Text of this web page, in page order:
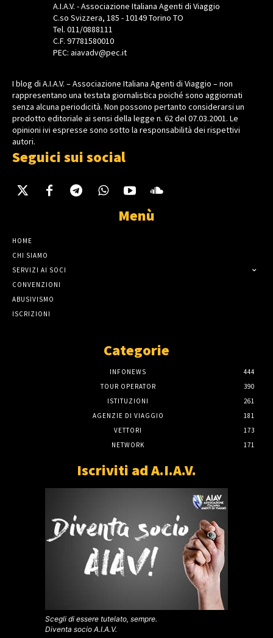
A.I.A.V. - Associazione Italiana Agenti di Viaggio
C.so Svizzera, 185 - 10149 Torino TO
Tel. 011/0888111
C.F. 97781580010
PEC: aiavadv@pec.it
I blog di A.I.A.V. – Associazione Italiana Agenti di Viaggio – non
rappresentano una testata giornalistica poiché sono aggiornati
senza alcuna periodicità. Non possono pertanto considerarsi un
prodotto editoriale ai sensi della legge n. 62 del 07.03.2001. Le
opinioni ivi espresse sono sotto la responsabilità dei rispettivi
autori.
Seguici sui social
Menù
HOME
CHI SIAMO
SERVIZI AI SOCI
CONVENZIONI
ABUSIVISMO
ISCRIZIONI
Categorie
INFONEWS
444
TOUR OPERATOR
390
ISTITUZIONI
261
AGENZIE DI VIAGGIO
181
VETTORI
173
NETWORK
171
Iscriviti ad A.I.A.V.
Scegli di essere tutelato, sempre.
Diventa socio A.I.A.V.